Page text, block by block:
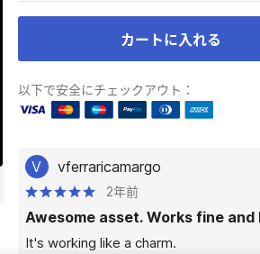
カートに入れる
以下で安全にチェックアウト：
V vferraricamargo
2年前
Awesome asset. Works fine
It's working like a charm.